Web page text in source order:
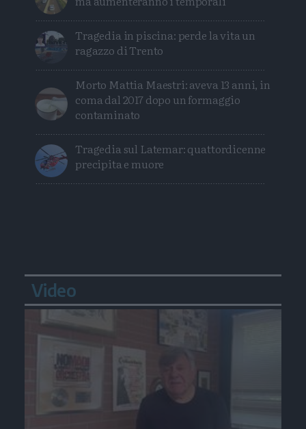
Tragedia in piscina: perde la vita un
ragazzo di Trento
Morto Mattia Maestri: aveva 13 anni, in
coma dal 2017 dopo un formaggio
contaminato
Tragedia sul Latemar: quattordicenne
precipita e muore
Video